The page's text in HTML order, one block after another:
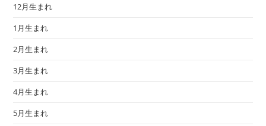
12月生まれ
1月生まれ
2月生まれ
3月生まれ
4月生まれ
5月生まれ